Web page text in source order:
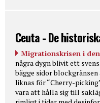
Ceuta - De
Migrationskrisen i
några dygn blivit ett
bägge sidor
liknas för “Cherry-
vara att hålla sig till